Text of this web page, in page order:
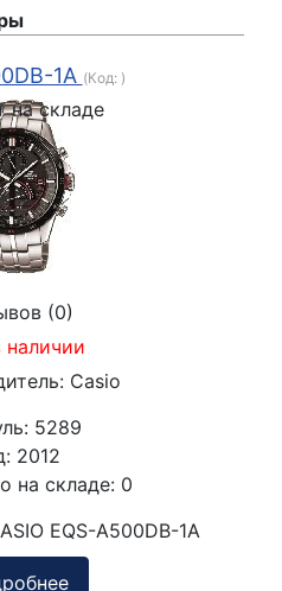
1A (Код: )
(0)
наличии
Casio
5289
2012
на складе: 0
EQS-A500DB-1A